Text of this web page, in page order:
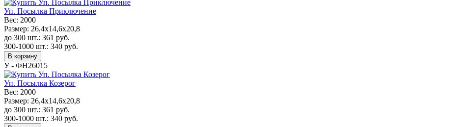
Уп. Посылка Приключение
Вес: 2000
Размер: 26,4x14,6x20,8
до 300 шт.: 361 руб.
300-1000 шт.: 340 руб.
В корзину
У - ФН26015
Уп. Посылка Козерог
Вес: 2000
Размер: 26,4x14,6x20,8
до 300 шт.: 361 руб.
300-1000 шт.: 340 руб.